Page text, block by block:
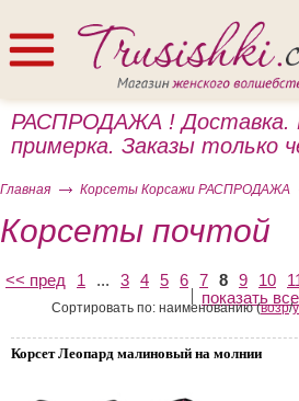
РАСПРОДАЖА ! Доставка.
примерка. Заказы только
Главная Корсеты Корсажи РАСПРОДАЖА
Корсеты почтой
<< пред 1 ... 3 4 5 6 7 8 9 10
показать все
Сортировать по: наименованию (возр/
Корсет Леопард малиновый на молнии